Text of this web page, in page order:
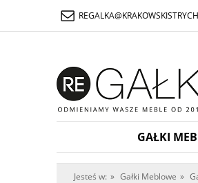
GAŁKI
Jesteś w: » Gałki Meblowe »